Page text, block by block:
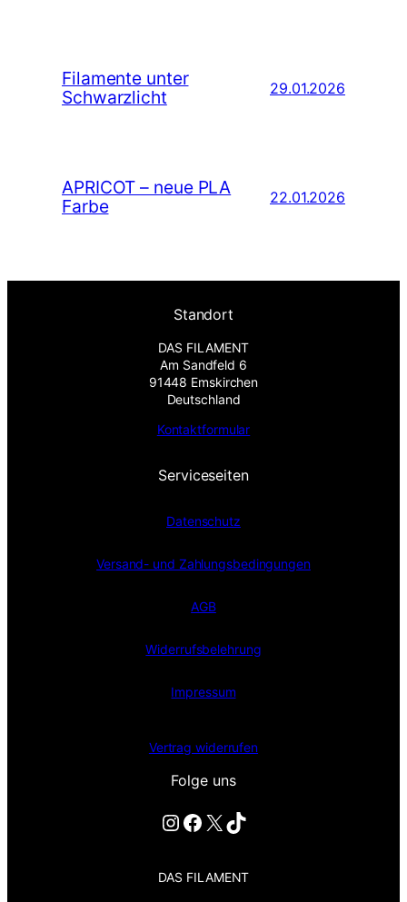
Filamente unter
Schwarzlicht
29.01.2026
APRICOT – neue PLA
Farbe
22.01.2026
Standort
DAS FILAMENT
Am Sandfeld 6
91448 Emskirchen
Deutschland
Kontaktformular
Serviceseiten
Datenschutz
Versand- und Zahlungsbedingungen
AGB
Widerrufsbelehrung
Impressum
Vertrag widerrufen
Folge uns
Instagram Facebook X TikTok
DAS FILAMENT